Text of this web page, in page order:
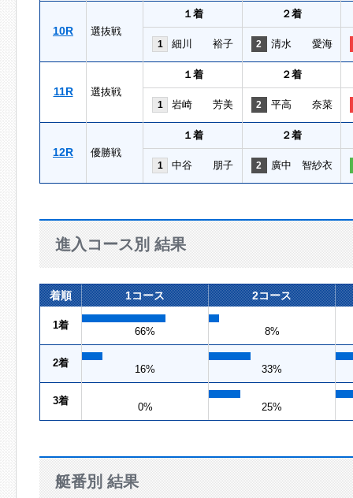
10R 選抜戦
１着 ２着
1 細川 裕子 2 清水 愛海
11R 選抜戦
１着 ２着
1 岩崎 芳美 2 平高 奈菜
12R 優勝戦
１着 ２着
1 中谷 朋子 2 廣中 智紗衣
進入コース別 結果
着順 1コース 2コース
1着
66% 8%
2着
16% 33%
3着
0% 25%
艇番別 結果